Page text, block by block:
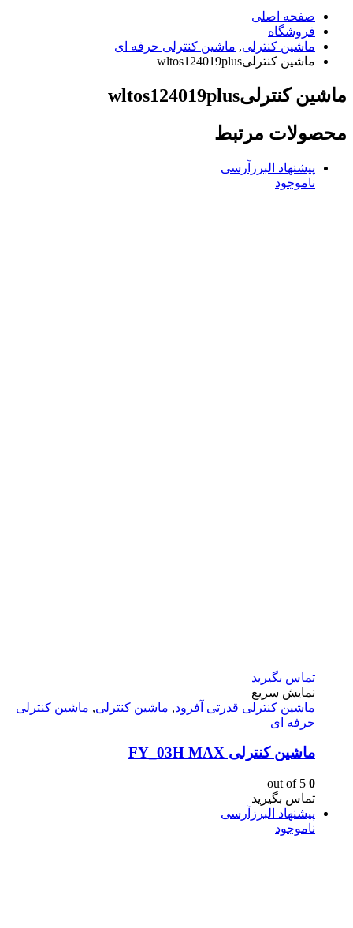
صفحه اصلی
فروشگاه
ماشین کنترلی, ماشین کنترلی حرفه ای
ماشین کنترلیwltos124019plus
ماشین کنترلیwltos124019plus
محصولات مرتبط
پیشنهاد البرزآرسی
ناموجود
تماس بگیرید
نمایش سریع
ماشين كنترلى قدرتى آفرود, ماشین کنترلی, ماشین کنترلی
حرفه ای
ماشین کنترلی FY_03H MAX
0
تماس بگیرید
پیشنهاد البرزآرسی
ناموجود